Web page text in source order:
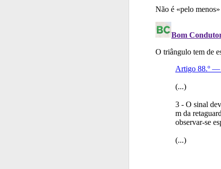
Conta Crie uma
Testes O teste